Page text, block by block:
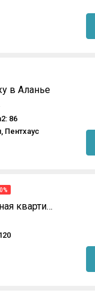
в Аланье
86
Пентхаус
Продается полностью меблированная квартира с 2 спальнями в Оба, Алания